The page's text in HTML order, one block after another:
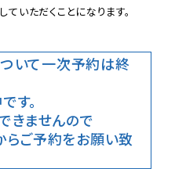
いただくことになります。
いて一次予約は終
す。
きませんので
らご予約をお願い致